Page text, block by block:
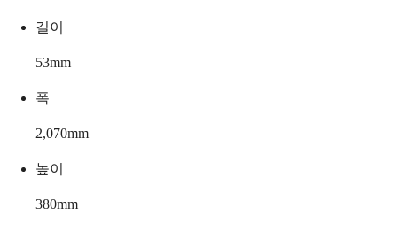
길이
53mm
폭
2,070mm
높이
380mm